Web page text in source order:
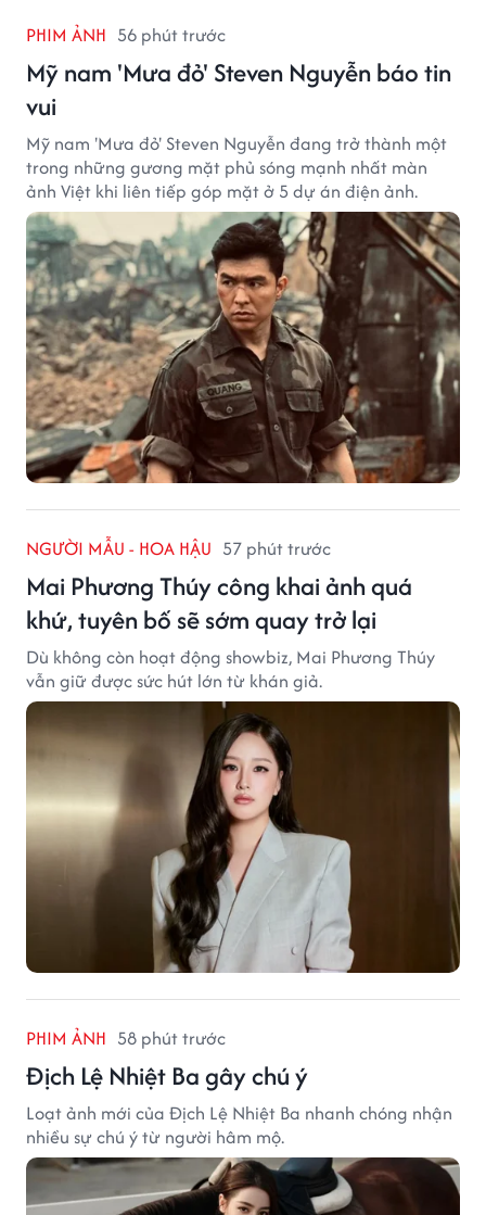
PHIM ẢNH 56 phút trước
Mỹ nam 'Mưa đỏ' Steven Nguyễn báo tin
vui
Mỹ nam 'Mưa đỏ' Steven Nguyễn đang trở thành một
trong những gương mặt phủ sóng mạnh nhất màn
ảnh Việt khi liên tiếp góp mặt ở 5 dự án điện ảnh.
NGƯỜI MẪU - HOA HẬU 57 phút trước
Mai Phương Thúy công khai ảnh quá
khứ, tuyên bố sẽ sớm quay trở lại
Dù không còn hoạt động showbiz, Mai Phương Thúy
vẫn giữ được sức hút lớn từ khán giả.
PHIM ẢNH 58 phút trước
Địch Lệ Nhiệt Ba gây chú ý
Loạt ảnh mới của Địch Lệ Nhiệt Ba nhanh chóng nhận
nhiều sự chú ý từ người hâm mộ.